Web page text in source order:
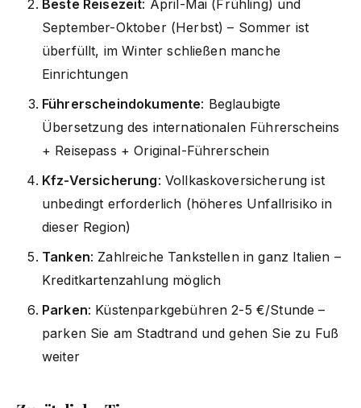
Beste Reisezeit: April-Mai (Frühling) und
September-Oktober (Herbst) – Sommer ist
überfüllt, im Winter schließen manche
Einrichtungen
Führerscheindokumente: Beglaubigte
Übersetzung des internationalen Führerscheins
+ Reisepass + Original-Führerschein
Kfz-Versicherung: Vollkaskoversicherung ist
unbedingt erforderlich (höheres Unfallrisiko in
dieser Region)
Tanken: Zahlreiche Tankstellen in ganz Italien –
Kreditkartenzahlung möglich
Parken: Küstenparkgebühren 2-5 €/Stunde –
parken Sie am Stadtrand und gehen Sie zu Fuß
weiter